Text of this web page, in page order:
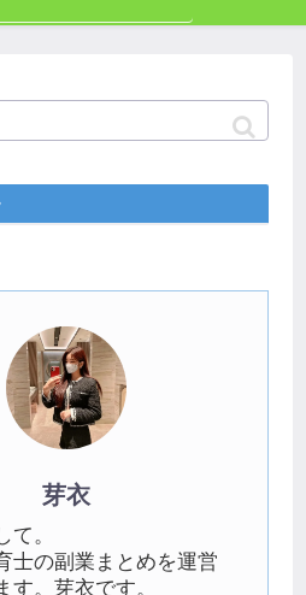
芽衣
て。
士の副業まとめを運営
す。芽衣です。